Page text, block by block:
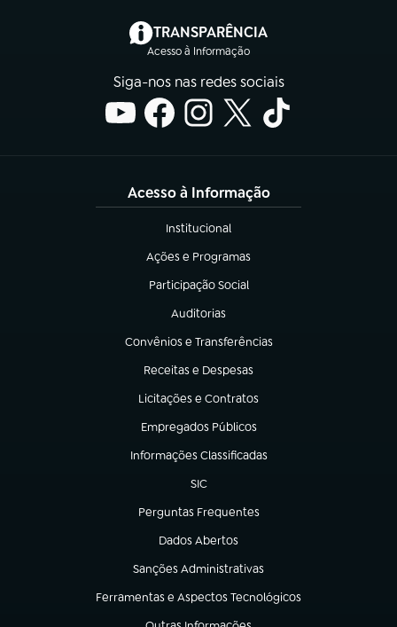
TRANSPARÊNCIA
Acesso à Informação
(abre em nova aba)
Siga-nos nas redes sociais
Acesso à Informação
Institucional
(abre em nova aba)
Ações e Programas
(abre em nova aba)
Participação Social
(abre em nova aba)
Auditorias
(abre em nova aba)
Convênios e Transferências
(abre em nova aba)
Receitas e Despesas
(abre em nova aba)
Licitações e Contratos
(abre em nova aba)
Empregados Públicos
(abre em nova aba)
Informações Classificadas
(abre em nova aba)
SIC
(abre em nova aba)
Perguntas Frequentes
(abre em nova aba)
Dados Abertos
(abre em nova aba)
Sanções Administrativas
(abre em nova aba)
Ferramentas e Aspectos Tecnológicos
(abre em nova aba)